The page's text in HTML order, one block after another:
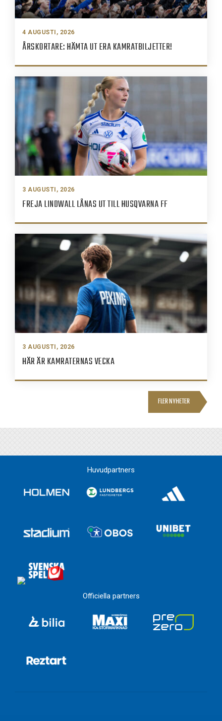
4 AUGUSTI, 2026
ÅRSKORTARE: HÄMTA UT ERA KAMRATBILJETTER!
3 AUGUSTI, 2026
FREJA LINDWALL LÅNAS UT TILL HUSQVARNA FF
3 AUGUSTI, 2026
HÄR ÄR KAMRATERNAS VECKA
FLER NYHETER
Huvudpartners
Officiella partners